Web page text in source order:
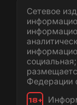
Сетевое
Федерации
18+